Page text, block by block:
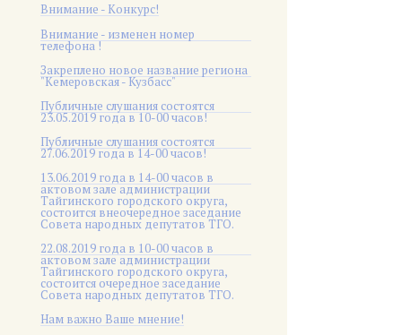
Внимание - Конкурс!
Внимание - изменен номер
телефона !
Закреплено новое название региона
"Кемеровская - Кузбасс"
Публичные слушания состоятся
23.05.2019 года в 10-00 часов!
Публичные слушания состоятся
27.06.2019 года в 14-00 часов!
13.06.2019 года в 14-00 часов в
актовом зале администрации
Тайгинского городского округа,
состоится внеочередное заседание
Совета народных депутатов ТГО.
22.08.2019 года в 10-00 часов в
актовом зале администрации
Тайгинского городского округа,
состоится очередное заседание
Совета народных депутатов ТГО.
Нам важно Ваше мнение!